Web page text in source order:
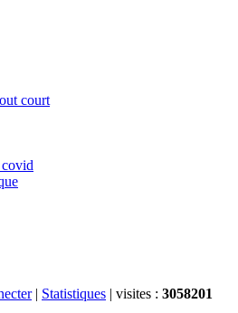
court
| Statistiques | visites : 3058201